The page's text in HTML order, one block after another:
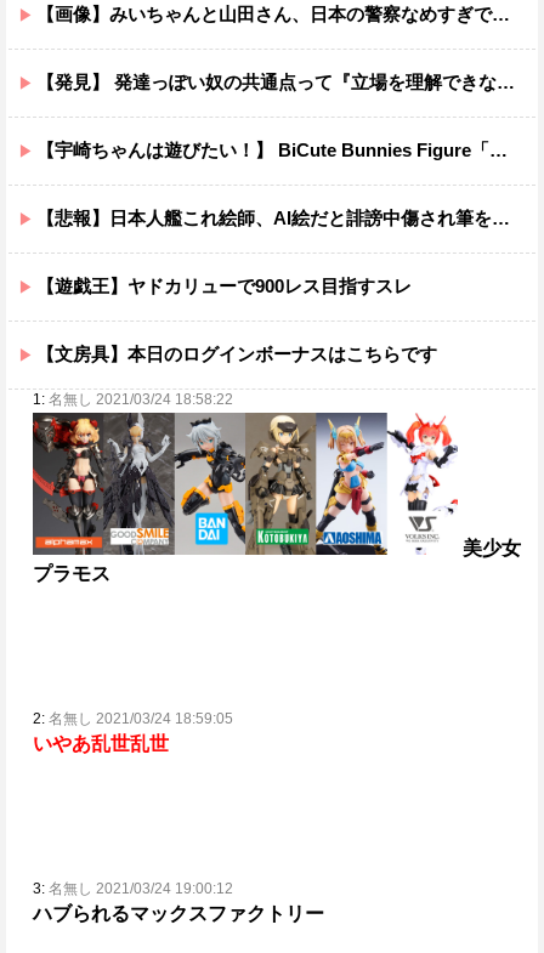
【画像】みいちゃんと山田さん、日本の警察なめすぎで炎上ｗｗｗｗwｗｗｗｗｗｗｗｗｗ
【発見】 発達っぽい奴の共通点って『立場を理解できない』だよな
【宇崎ちゃんは遊びたい！】 BiCute Bunnies Figure「宇崎花」「宇崎月」メタリックパープルver. プライズフィギュア【ラウンドワン限定で展開決定】
【悲報】日本人艦これ絵師、AI絵だと誹謗中傷され筆を折ってしまう
【遊戯王】ヤドカリューで900レス目指すスレ
【文房具】本日のログインボーナスはこちらです
1: 名無し 2021/03/24 18:58:22
美少女
プラモス
2: 名無し 2021/03/24 18:59:05
いやあ乱世乱世
3: 名無し 2021/03/24 19:00:12
ハブられるマックスファクトリー